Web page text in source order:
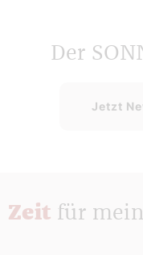
Der
Jetzt
Zeit für